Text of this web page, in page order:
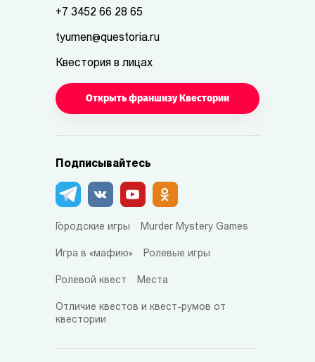
+7 3452 66 28 65
tyumen@questoria.ru
Квестория в лицах
Открыть франшизу Квестории
Подписывайтесь
Городские игры Murder Mystery Games
Игра в «мафию» Ролевые игры
Ролевой квест Места
Отличие квестов и квест-румов от
квестории